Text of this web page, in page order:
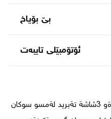
بێ بۆیاخ
ئۆتۆمبێلی تایبه‌ت